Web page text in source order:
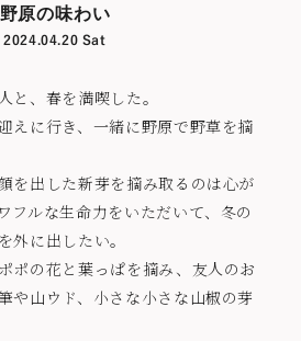
野原の味わい
2024.04.20 Sat
と、春を満喫した。
えに行き、一緒に野原で野草を摘
を出した新芽を摘み取るのは心が
フルな生命力をいただいて、冬の
外に出したい。
ポの花と葉っぱを摘み、友人のお
や山ウド、小さな小さな山椒の芽